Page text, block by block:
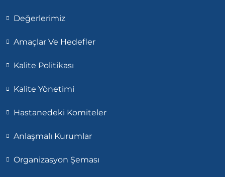
Değerlerimiz
Amaçlar Ve Hedefler
Kalite Politikası
Kalite Yönetimi
Hastanedeki Komiteler
Anlaşmalı Kurumlar
Organizasyon Şeması